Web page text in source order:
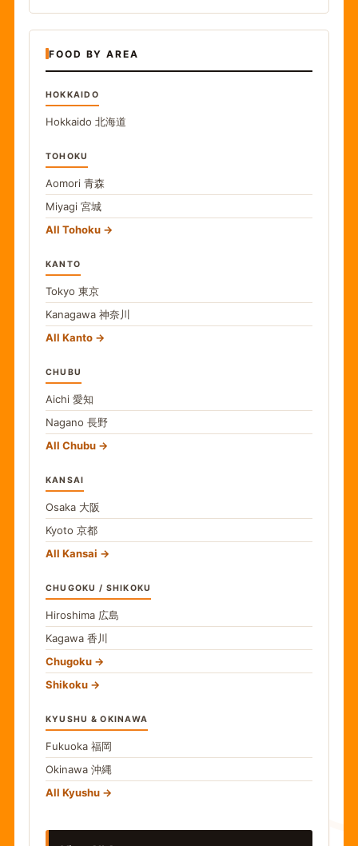
FOOD BY AREA
HOKKAIDO
Hokkaido 北海道
TOHOKU
Aomori 青森
Miyagi 宮城
All Tohoku
KANTO
Tokyo 東京
Kanagawa 神奈川
All Kanto
CHUBU
Aichi 愛知
Nagano 長野
All Chubu
KANSAI
Osaka 大阪
Kyoto 京都
All Kansai
CHUGOKU / SHIKOKU
Hiroshima 広島
Kagawa 香川
Chugoku
Shikoku
KYUSHU & OKINAWA
Fukuoka 福岡
Okinawa 沖縄
All Kyushu